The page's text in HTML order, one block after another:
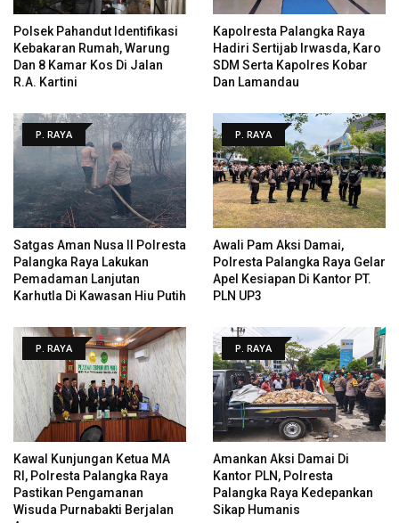
Polsek Pahandut Identifikasi
Kebakaran Rumah, Warung
Dan 8 Kamar Kos Di Jalan
R.A. Kartini
Kapolresta Palangka Raya
Hadiri Sertijab Irwasda, Karo
SDM Serta Kapolres Kobar
Dan Lamandau
P. RAYA
Satgas Aman Nusa II Polresta
Palangka Raya Lakukan
Pemadaman Lanjutan
Karhutla Di Kawasan Hiu Putih
P. RAYA
Awali Pam Aksi Damai,
Polresta Palangka Raya Gelar
Apel Kesiapan Di Kantor PT.
PLN UP3
P. RAYA
Kawal Kunjungan Ketua MA
RI, Polresta Palangka Raya
Pastikan Pengamanan
Wisuda Purnabakti Berjalan
P. RAYA
Amankan Aksi Damai Di
Kantor PLN, Polresta
Palangka Raya Kedepankan
Sikap Humanis